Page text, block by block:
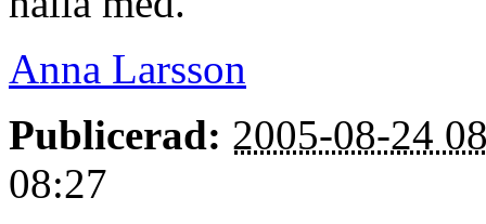
Anna Larsson
Publicerad: 2005-08-24
08:27